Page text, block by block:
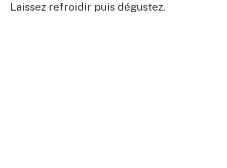
Laissez refroidir puis dégustez.